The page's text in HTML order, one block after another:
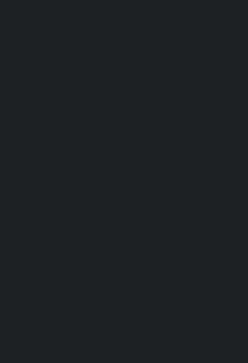
‘सानो घटनामा पनि सडकमा
ग्यासको कृत्रिम अभाव र